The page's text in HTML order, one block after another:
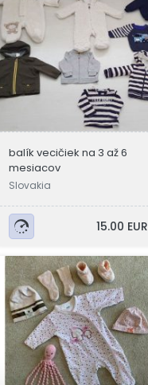
balík vecičiek na 3 až 6
mesiacov
Slovakia
15.00 EUR